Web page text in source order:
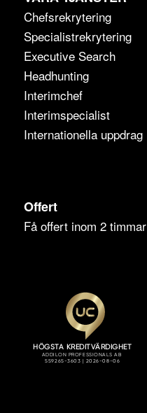
Chefsrekrytering
Specialistrekrytering
Executive Search
Headhunting
Interimchef
Interimspecialist
Internationella uppdrag
Offert
Få offert inom 2 timmar